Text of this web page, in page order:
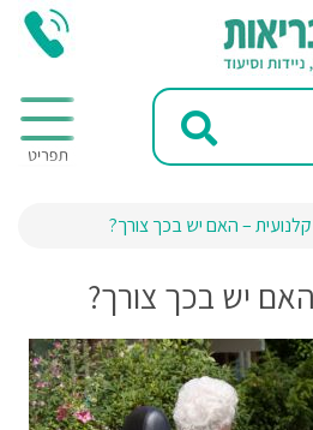
– האם יש בכך צורך?
יש בכך צורך?